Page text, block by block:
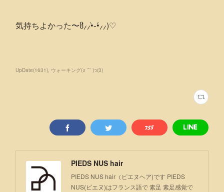
気持ちよかった〜ჱ̒⸝⸝•̀֊•́⸝⸝)‪♡
UpDate(1631) ウォーキング(ง ˙˘˙ )ว(3)
PIEDS NUS hair
PIEDS NUS hair（ピエヌヘア)です PIEDS
NUS(ピエヌ)はフランス語で 素足 素足感覚で